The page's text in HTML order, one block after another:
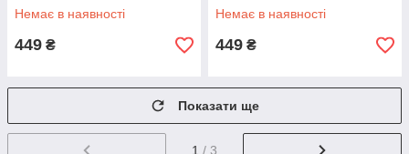
Немає в наявності
449 ₴
Немає в наявності
449 ₴
Показати ще
1 / 3